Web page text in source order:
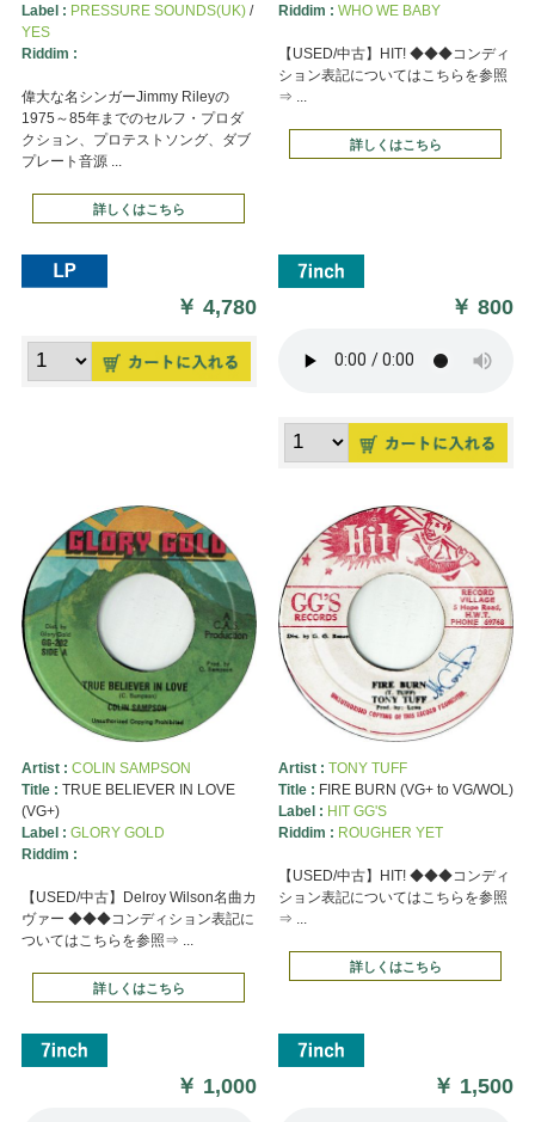
Label : PRESSURE SOUNDS(UK)/
YES
Riddim :
偉大な名シンガーJimmy Rileyの
1975～85年までのセルフ・プロダ
クション、プロテストソング、ダブ
プレート音源 ...
詳しくはこちら
￥4,780
Riddim : WHO WE BABY
【USED/中古】HIT! ◆◆◆コンディ
ション表記についてはこちらを参照
⇒ ...
詳しくはこちら
￥800
Artist : COLIN SAMPSON
Title : TRUE BELIEVER IN LOVE
(VG+)
Label : GLORY GOLD
Riddim :
【USED/中古】Delroy Wilson名曲カ
ヴァー ◆◆◆コンディション表記に
ついてはこちらを参照⇒ ...
詳しくはこちら
￥ 1,000
Artist : TONY TUFF
Title : FIRE BURN (VG+ to VG/WOL)
Label : HIT GG'S
Riddim : ROUGHER YET
【USED/中古】HIT! ◆◆◆コンディ
ション表記についてはこちらを参照
⇒ ...
詳しくはこちら
￥ 1,500